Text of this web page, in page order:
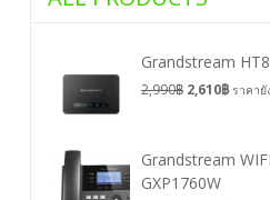
Grandstream
2,990฿ 2,610฿ ราคายั
Grandstream
GXP1760W